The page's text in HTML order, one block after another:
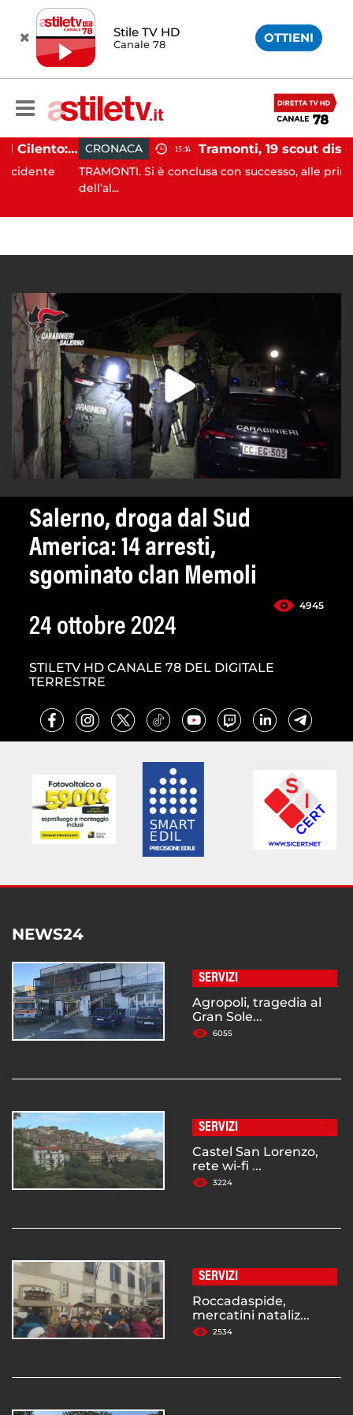
Stile TV HD
Canale 78 OTTIENI
Incidente agricolo nel Cilento: trattore si ribalta, muore 71enne CRONACA 15:14
TRAMONTI. Si è conclusa con successo, alle prime luci
dell’al...
Salerno, droga dal Sud
America: 14 arresti,
sgominato clan Memoli
4945
24 ottobre 2024
STILETV HD CANALE 78 DEL DIGITALE
TERRESTRE
NEWS24
SERVIZI
Agropoli, tragedia al
Gran Sole...
6055
SERVIZI
Castel San Lorenzo,
rete wi-fi ...
3224
SERVIZI
Roccadaspide,
mercatini nataliz...
2534